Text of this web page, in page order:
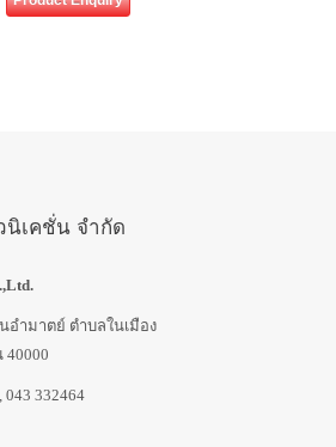
เคชั่น จำกัด
อำมาตย์ ตำบลในเมือง
40000
043 332464